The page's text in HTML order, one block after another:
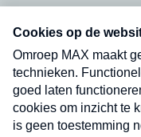
nieuwsbrief. Elke
uw mailbox.